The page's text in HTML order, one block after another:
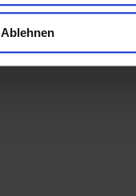
Ablehnen